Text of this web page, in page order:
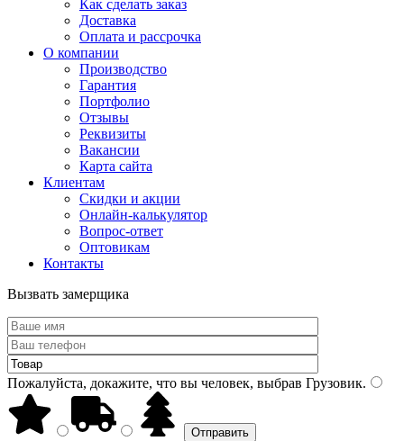
Как сделать заказ
Доставка
Оплата и рассрочка
О компании
Производство
Гарантия
Портфолио
Отзывы
Реквизиты
Вакансии
Карта сайта
Клиентам
Скидки и акции
Онлайн-калькулятор
Вопрос-ответ
Оптовикам
Контакты
Вызвать замерщика
Пожалуйста, докажите, что вы человек, выбрав Грузовик.